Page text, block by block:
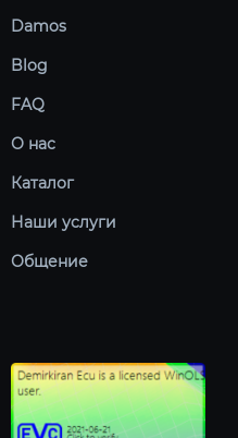
Damos
Blog
FAQ
О нас
Каталог
Наши услуги
Общение